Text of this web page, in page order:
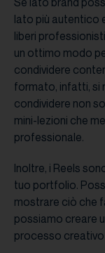
lato più autentico
liberi
un ottimo modo
condividere
formato, infatti, si
condividere non
mini-lezioni che
professionale.
Inoltre, i Reels
tuo portfolio.
mostrare ciò che
possiamo creare
processo